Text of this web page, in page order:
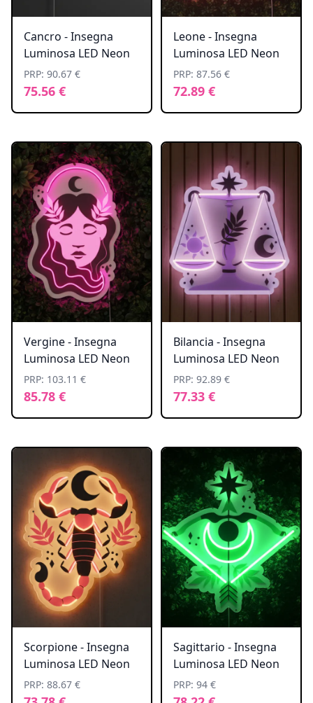
Cancro - Insegna
Luminosa LED Neon
PRP: 90.67 €
75.56 €
Leone - Insegna
Luminosa LED Neon
PRP: 87.56 €
72.89 €
Vergine - Insegna
Luminosa LED Neon
PRP: 103.11 €
85.78 €
Bilancia - Insegna
Luminosa LED Neon
PRP: 92.89 €
77.33 €
Scorpione - Insegna
Luminosa LED Neon
PRP: 88.67 €
Sagittario - Insegna
Luminosa LED Neon
PRP: 94 €